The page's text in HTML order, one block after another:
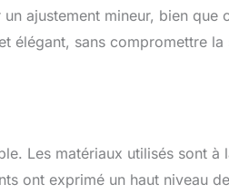
le plus attentionné.
ajustement mineur, bien que
élégant, sans compromettre
Les matériaux utilisés sont à
ont exprimé un haut niveau